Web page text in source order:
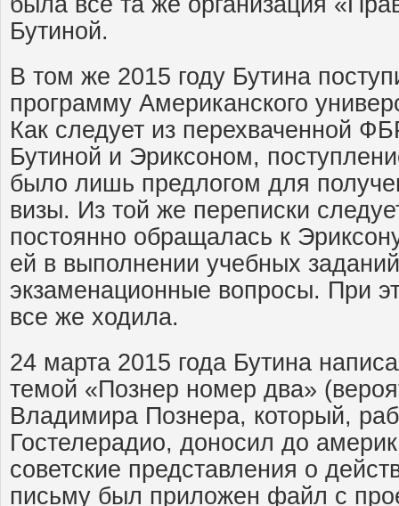
Бутиной.
В том же 2015 году Бутина
программу Американского
Как следует из перехваченной
Бутиной и Эриксоном,
было лишь предлогом для
визы. Из той же переписки
постоянно обращалась к
ей в выполнении учебных
экзаменационные вопросы. При
все же ходила.
24 марта 2015 года Бутина
темой «Познер номер два»
Владимира Познера, который,
Гостелерадио, доносил до
советские представления о
письму был приложен файл с